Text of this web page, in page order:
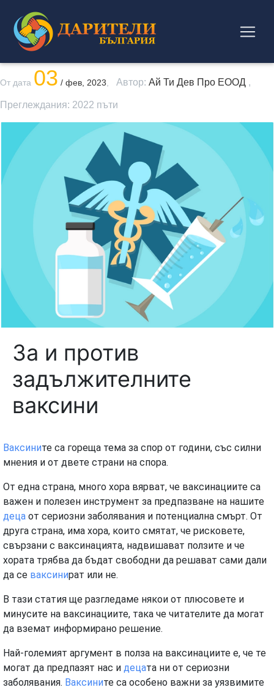
От дата 03 / фев, 2023 Автор: Ай Ти Дев Про ЕООД ,
Преглеждания: 2022 пъти
За и против
задължителните
ваксини
Ваксините са гореща тема за спор от години, със силни
мнения и от двете страни на спора.
От една страна, много хора вярват, че ваксинациите са
важен и полезен инструмент за предпазване на нашите
деца от сериозни заболявания и потенциална смърт. От
друга страна, има хора, които смятат, че рисковете,
свързани с ваксинацията, надвишават ползите и че
хората трябва да бъдат свободни да решават сами дали
да се ваксинират или не.
В тази статия ще разгледаме някои от плюсовете и
минусите на ваксинациите, така че читателите да могат
да вземат информирано решение.
Най-големият аргумент в полза на ваксинациите е, че те
могат да предпазят нас и децата ни от сериозни
заболявания. Ваксините са особено важни за уязвимите